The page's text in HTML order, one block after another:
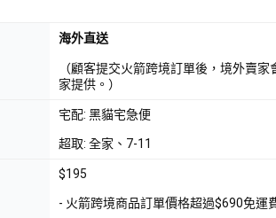
海外直送
（顧客提交火箭跨境訂單後，境外賣
家提供。）
宅配: 黑貓宅急便
超取: 全家、7-11
$195
- 火箭跨境商品訂單價格超過$690免運